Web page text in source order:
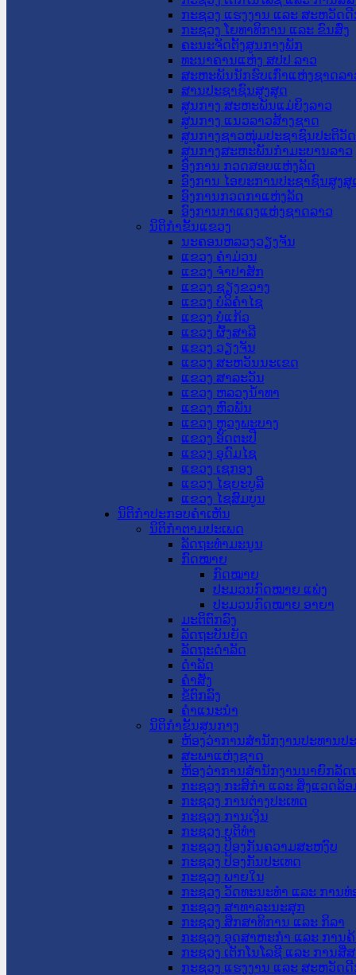
ກະຊວງ ແຮງງານ ແລະ ສະຫວັດ
ກະຊວງ ໂຍທາທິການ ແລະ ຂົນສົ່ງ
ຄະນະຈັດຕັ້ງສູນກາງພັກ
ທະນາຄານແຫ່ງ ສປປ ລາວ
ສະຫະພັນນັກຮົບເກົ່າແຫ່ງຊາດລາ
ສານປະຊາຊົນສູງສຸດ
ສູນກາງ ສະຫະພັນແມ່ຍິງລາວ
ສູນກາງ ແນວລາວສ້າງຊາດ
ສູນກາງຊາວໜຸ່ມປະຊາຊົນປະຕິວັ
ສູນກາງສະຫະພັນກຳມະບານລາວ
ອົງການ ກວດສອບແຫ່ງລັດ
ອົງການ ໄອຍະການປະຊາຊົນສູງສຸ
ອົງການກວດກາແຫ່ງລັດ
ອົງການກາແດງແຫ່ງຊາດລາວ
ນິຕິກໍາຂັ້ນແຂວງ
ນະ​ຄອນ​ຫລວງວຽງຈັນ
ແຂວງ ຄໍາມ່ວນ
ແຂວງ ຈໍາປາສັກ
ແຂວງ ຊຽງຂວາງ
ແຂວງ ບໍລິຄໍາໄຊ
ແຂວງ ບໍ່ແກ້ວ
ແຂວງ ຜົ້ງສາລີ
ແຂວງ ວຽງຈັນ
ແຂວງ ສະຫວັນນະເຂດ
ແຂວງ ສາລະວັນ
ແຂວງ ຫລວງນໍ້າທາ
ແຂວງ ຫົວພັນ
ແຂວງ ຫຼວງພະບາງ
ແຂວງ ອັດຕະປື
ແຂວງ ອຸດົມໄຊ
ແຂວງ ເຊກອງ
ແຂວງ ໄຊຍະບູລີ
ແຂວງ ໄຊສົມບູນ
ນິຕິກໍາປະກອບຄໍາເຫັນ
ນິຕິກໍາຕາມປະເພດ
ລັດຖະທໍາມະນູນ
ກົດໝາຍ
ກົດໝາຍ
ປະມວນກົດໝາຍ ແພ່ງ
ປະມວນກົດໝາຍ ອາຍາ
ມະຕິຕົກລົງ
ລັດຖະບັນຍັດ
ລັດຖະດໍາລັດ
ດໍາລັດ
ຄໍາສັ່ງ
ຂໍ້ຕົກລົງ
ຄໍາແນະນໍາ
ນິຕິກຳຂັ້ນສູນກາງ
ຫ້ອງວ່າການສໍານັກງານປະທານປ
ສະພາແຫ່ງຊາດ
ຫ້ອງວ່າການສຳນັກງານນາຍົກລັດ
ກະຊວງ ກະສິກຳ ແລະ ສິ່ງແວດລ້ອ
ກະຊວງ ການຕ່າງປະເທດ
ກະຊວງ ການເງິນ
ກະຊວງ ຍຸຕິທໍາ
ກະຊວງ ປ້ອງກັນຄວາມສະຫງົບ
ກະຊວງ ປ້ອງກັນປະເທດ
ກະຊວງ ພາຍໃນ
ກະຊວງ ວັດທະນະທຳ ແລະ ການທ່
ກະຊວງ ສາທາລະນະສຸກ
ກະຊວງ ສຶກສາທິການ ແລະ ກິລາ
ກະຊວງ ອຸດສາຫະກຳ ແລະ ການຄ້
ກະຊວງ ເຕັກໂນໂລຊີ ແລະ ການສື່
ກະຊວງ ແຮງງານ ແລະ ສະຫວັດ